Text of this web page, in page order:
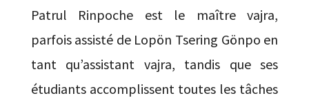
Patrul Rinpoche est le maître vajra,
parfois assisté de Lopön Tsering Gönpo en
tant qu’assistant vajra, tandis que ses
étudiants accomplissent toutes les tâches